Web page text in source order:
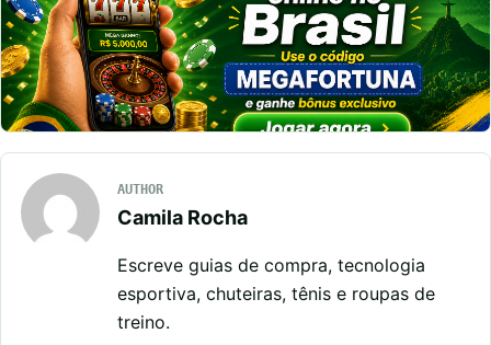
AUTHOR
Camila Rocha
Escreve guias de compra, tecnologia
esportiva, chuteiras, tênis e roupas de
treino.